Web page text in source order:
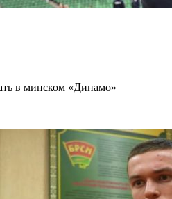
в минском «Динамо»